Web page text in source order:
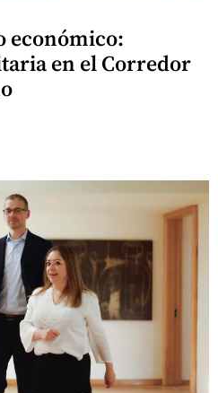
económico:
en el Corredor